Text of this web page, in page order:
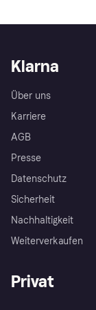
Klarna
Über uns
Karriere
AGB
Presse
Datenschutz
Sicherheit
Nachhaltigkeit
Weiterverkaufen
Privat